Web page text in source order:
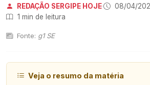
REDAÇÃO SERGIPE HOJE· 08/04/
1 min de leitura
Fonte: g1 SE
Veja o resumo da matéria